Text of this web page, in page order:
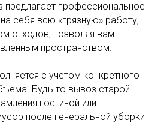
профессиональное
себя всю «грязную» работу,
отходов, позволяя вам
пространством.
с учетом конкретного
Будь то вывоз старой
гостиной или
после генеральной уборки —